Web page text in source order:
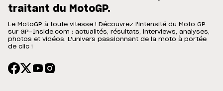
traitant du MotoGP.
Le MotoGP à toute vitesse ! Découvrez l'intensité du Moto GP
sur GP-Inside.com : actualités, résultats, interviews, analyses,
photos et vidéos. L'univers passionnant de la moto à portée
de clic !